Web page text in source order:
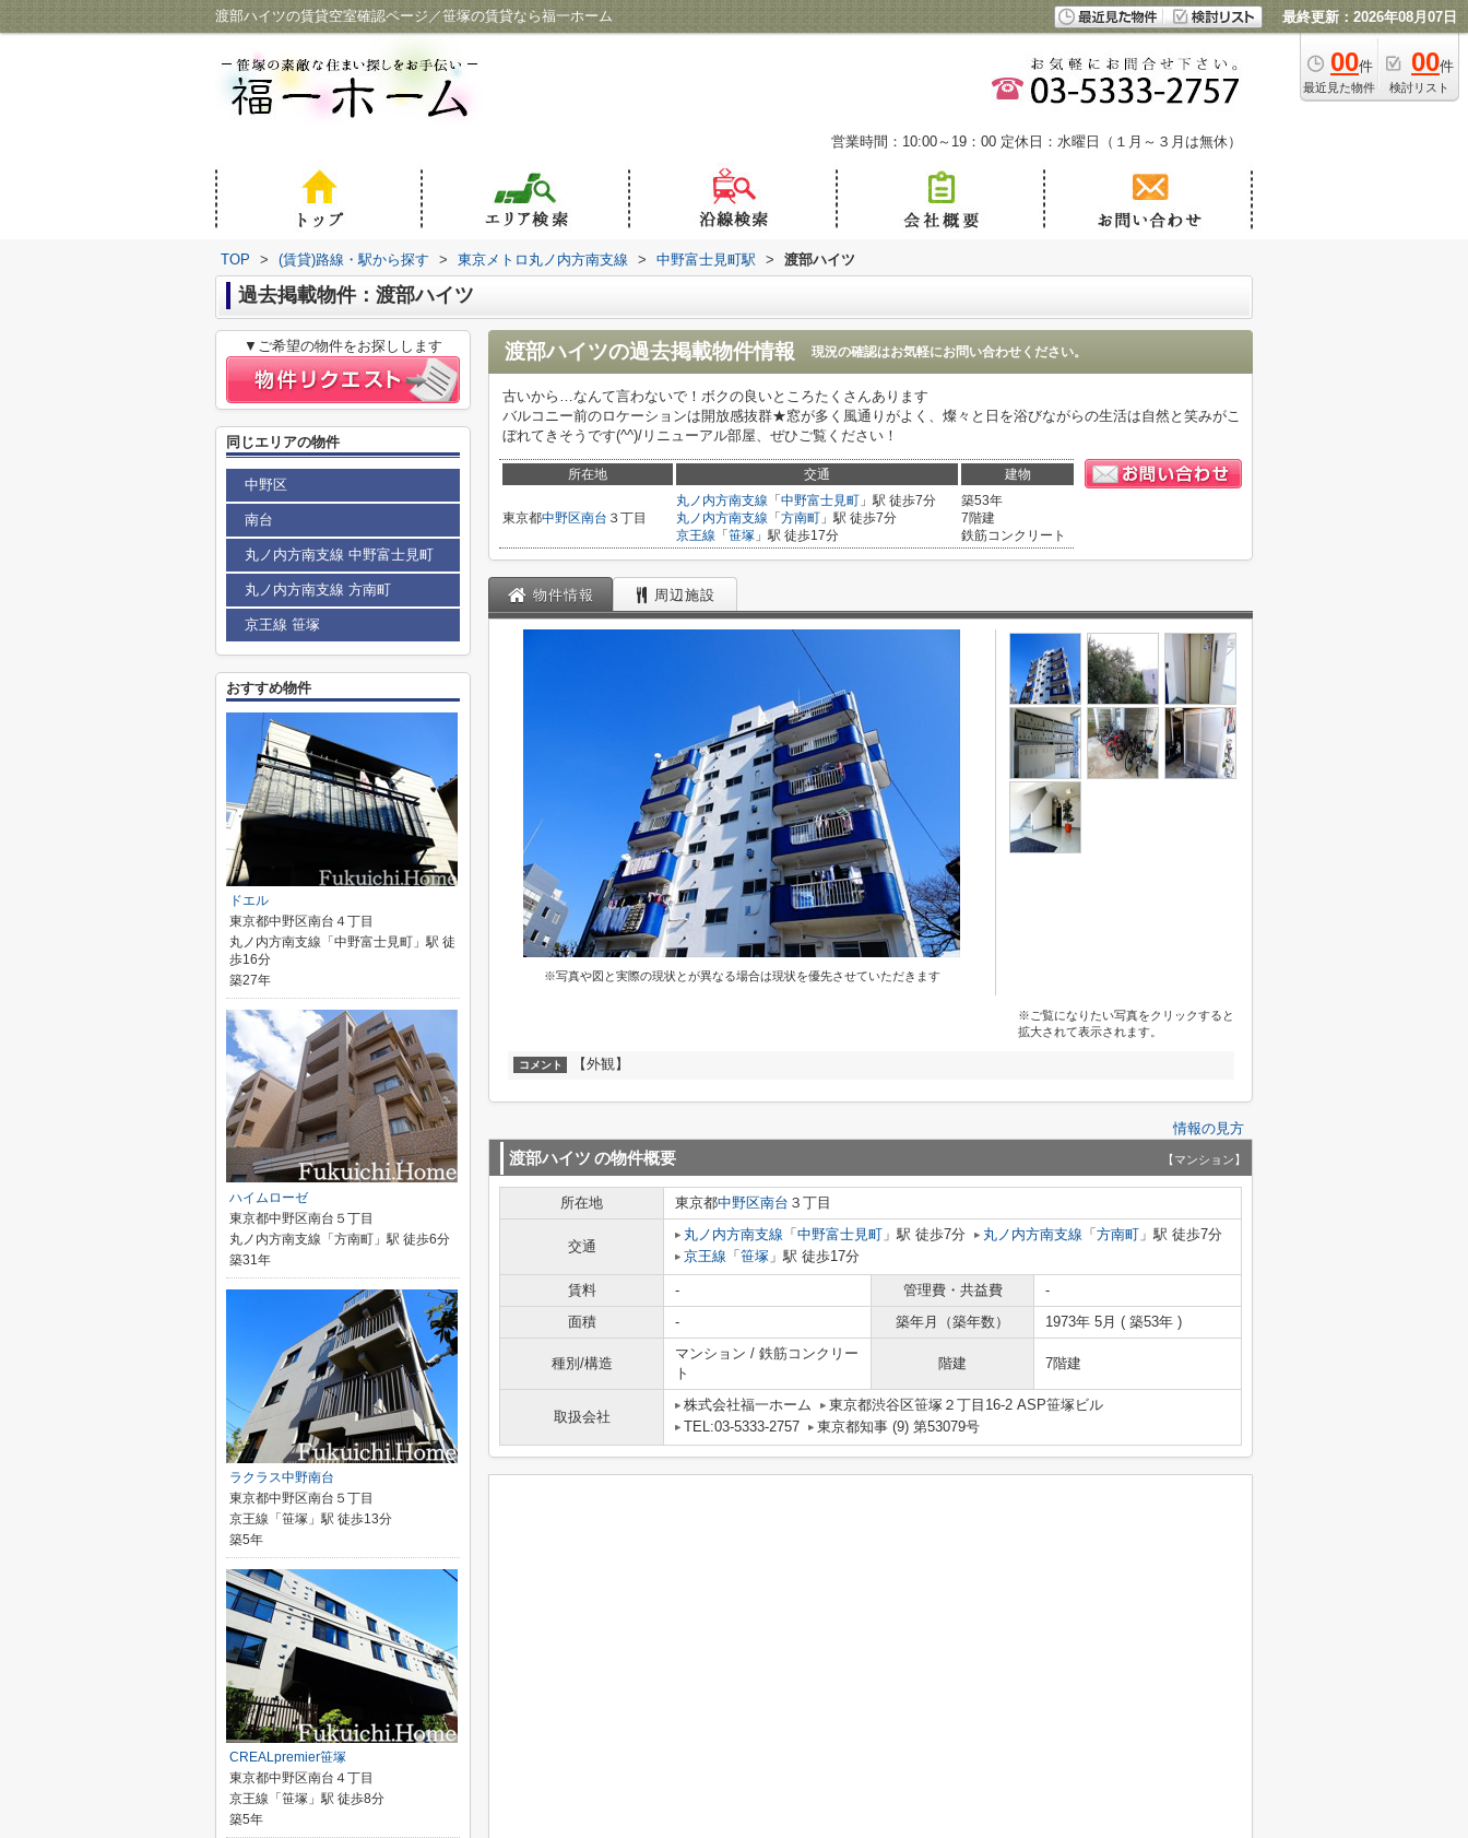
渡部ハイツの賃貸空室確認ページ／笹塚の賃貸なら福一ホーム 最終更新：2026年08月07日
00件
最近見た物件
00件
検討リスト
営業時間：10:00～19：00 定休日：水曜日（１月～３月は無休）
TOP > (賃貸)路線・駅から探す > 東京メトロ丸ノ内方南支線 > 中野富士見町駅 > 渡部ハイツ
過去掲載物件：渡部ハイツ
渡部ハイツの過去掲載物件情報 現況の確認はお気軽にお問い合わせください。
古いから…なんて言わないで！ボクの良いところたくさんあります
バルコニー前のロケーションは開放感抜群★窓が多く風通りがよく、燦々と日を浴びながらの生活は自然と笑みがこ
ぼれてきそうです(^^)/リニューアル部屋、ぜひご覧ください！
所在地 交通 建物
東京都中野区南台 ３丁目
丸ノ内方南支線 「 中野富士見町 」駅 徒歩7分
丸ノ内方南支線 「 方南町 」駅 徒歩7分
京王線 「 笹塚 」駅 徒歩17分
築53年
7階建
鉄筋コンクリート
物件情報 周辺施設
※写真や図と実際の現状とが異なる場合は現状を優先させていただきます
※ご覧になりたい写真をクリックすると
拡大されて表示されます。
コメント 【外観】
情報の見方
渡部ハイツ の物件概要 【マンション】
所在地 東京都中野区南台 ３丁目
交通
丸ノ内方南支線 「 中野富士見町 」駅 徒歩7分 丸ノ内方南支線 「 方南町 」駅 徒歩7分
京王線 「 笹塚 」駅 徒歩17分
賃料 - 管理費・共益費
-
面積
- 築年月（築年数） 1973年 5月 ( 築53年 )
種別/構造
マンション / 鉄筋コンクリー
ト
階建 7階建
取扱会社
株式会社福一ホーム
東京都渋谷区笹塚２丁目16-2 ASP笹塚ビル
TEL:03-5333-2757
東京都知事 (9) 第53079号
▼ご希望の物件をお探しします
同じエリアの物件
中野区
南台
丸ノ内方南支線 中野富士見町
丸ノ内方南支線 方南町
京王線 笹塚
おすすめ物件
ドエル
東京都中野区南台４丁目
丸ノ内方南支線「中野富士見町」駅 徒
歩16分
築27年
ハイムローゼ
東京都中野区南台５丁目
丸ノ内方南支線「方南町」駅 徒歩6分
築31年
ラクラス中野南台
東京都中野区南台５丁目
京王線「笹塚」駅 徒歩13分
築5年
CREALpremier笹塚
東京都中野区南台４丁目
京王線「笹塚」駅 徒歩8分
築5年